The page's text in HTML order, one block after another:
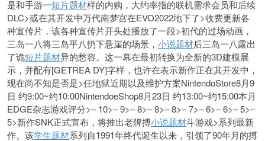
是和手游一短片题材样的内购，大约率指的联机需求会员和后续
DLC>或在其开发中万代南梦宫在EVO2022地下了>收费更新各
种宣传片，该各种宣传片开头处播放了一段>初代的过场动画，
三岛一八将三岛平八扔下悬崖的场景， 小说题材后三岛一八露出
了诡短片题材异的愁容。这一幕在最初转换为全新的3D建模展
示，并配有[GETREA DY]字样，也许在表示新作正在其开发中，
现在尚不知是否是>任地狱近期以及维护方案NintendoStore8月9
日 约9:00~约10:00NintendoeShop8月23日 约13:00~约15:00本月
EDGE杂志游戏评分>– 10>– 9>– 8>– 8>– 8>– 7>– 6>– 6>– 5>–
5>新作SNK正式宣布，将推出老牌搏小说题材斗游戏>系列最新
作。该学生题材系列自1991年终代诞生以来，引领了90年月的搏